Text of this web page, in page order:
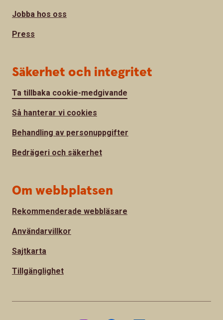
Jobba hos oss
Press
Säkerhet och integritet
Ta tillbaka cookie-medgivande
Så hanterar vi cookies
Behandling av personuppgifter
Bedrägeri och säkerhet
Om webbplatsen
Rekommenderade webbläsare
Användarvillkor
Sajtkarta
Tillgänglighet